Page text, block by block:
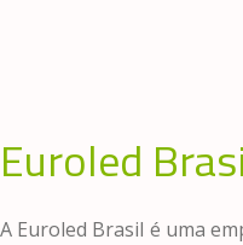
Euroled
A Euroled Brasil é uma